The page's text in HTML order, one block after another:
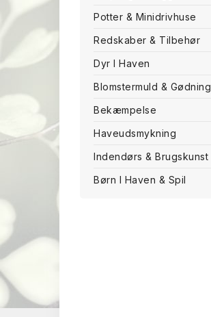
Potter & Minidrivhuse
Redskaber & Tilbehør
Dyr I Haven
Blomstermuld & Gødning
Bekæmpelse
Haveudsmykning
Indendørs & Brugskunst
Børn I Haven & Spil